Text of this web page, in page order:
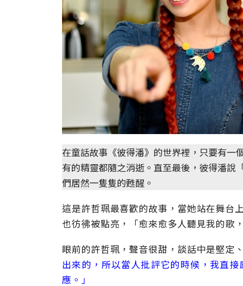
在童話故事《彼得潘》的世界裡，只要有一
有的精靈都隨之消逝。直至最後，彼得潘
們居然一隻隻的甦醒。
這是許哲珮最喜歡的故事，當她站在舞台
也彷彿被點亮，「愈來愈多人聽見我的歌
眼前的許哲珮，聲音很甜，談話中是堅定
出來的，所以當人批評它的時候，我直
應。」